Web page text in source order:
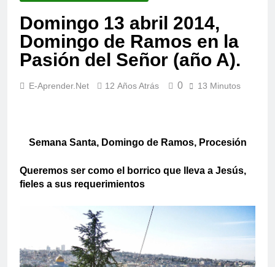
Domingo 13 abril 2014,
Domingo de Ramos en la
Pasión del Señor (año A).
E-Aprender.net 12 Años Atrás 0 13 Minutos
Semana Santa, Domingo de Ramos, Procesión
Queremos ser como el borrico que lleva a Jesús,
fieles a sus requerimientos